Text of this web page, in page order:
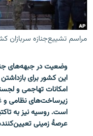
زبان‌های دیگر
مراسم تشییع‌جنازه سربازان
وضعیت در جبهه‌های
این کشور برای
امکانات تهاجمی و
زیرساخت‌های نظامی و
است. روسیه نیز به
عرصۀ زمینی